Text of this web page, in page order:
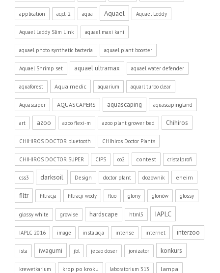
application aqct-2 aqua Aquael Aquael Leddy
Aquael Leddy Slim Link aquael maxi kani
aquael photo synthetic bacteria aquael plant booster
Aquael Shrimp set aquael ultramax aquael water defender
aquaforest Aqua medic aquarium aquarl turbo clear
Aquascaper AQUASCAPERS aquascaping aquascapingland
art azoo azoo flexi-m azoo plant grower bed Chihiros
CHIHIROS DOCTOR bluetooth CHIhiros Doctor Plants
CHIHIROS DOCTOR SUPER CIPS co2 contest cristalprofi
css3 darksoil Design doctor plant dozownik eheim
filtr filtracja filtracji wody fluo glony glonów glossy
glossy white growise hardscape html5 IAPLC
IAPLC 2016 image instalacja intense internet interzoo
ista iwagumi jbl jebao doser jonizator konkurs
krewetkarium krop po kroku laboratorium 313 lampa